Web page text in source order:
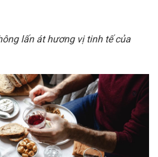
lấn át hương vị tinh tế của